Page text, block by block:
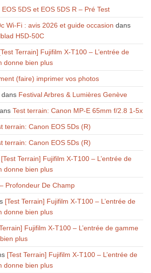
5DS et EOS 5DS R – Pré Test
Wi-Fi : avis 2026 et guide occasion dans
H5D-50C
Terrain] Fujifilm X-T100 – L’entrée de
donne bien plus
(faire) imprimer vos photos
Festival Arbres & Lumières Genève
Test terrain: Canon MP-E 65mm f/2.8 1-5x
terrain: Canon EOS 5Ds (R)
terrain: Canon EOS 5Ds (R)
[Test Terrain] Fujifilm X-T100 – L’entrée de
donne bien plus
Profondeur De Champ
[Test Terrain] Fujifilm X-T100 – L’entrée de
donne bien plus
Fujifilm X-T100 – L’entrée de gamme
plus
[Test Terrain] Fujifilm X-T100 – L’entrée de
donne bien plus